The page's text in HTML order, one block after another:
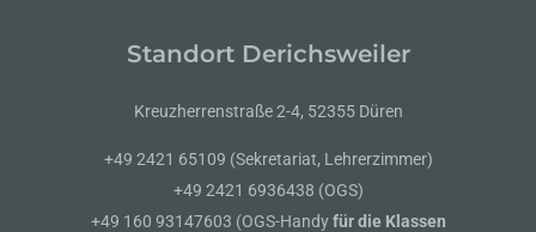
Standort Derichsweiler
Kreuzherrenstraße 2-4, 52355 Düren
+49 2421 65109 (Sekretariat, Lehrerzimmer)
+49 2421 6936438 (OGS)
+49 160 93147603 (OGS-Handyfür die Klassen